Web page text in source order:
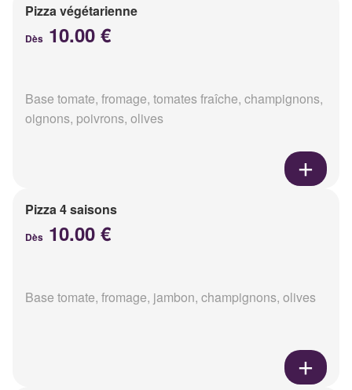
Pizza végétarienne
Dès 10.00 €
Base tomate, fromage, tomates fraîche, champignons,
oignons, poivrons, olives
Pizza 4 saisons
Dès 10.00 €
Base tomate, fromage, jambon, champignons, olives